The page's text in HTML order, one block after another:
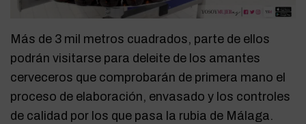
Más de 3 mil metros cuadrados, parte de ellos
podrán visitarse para deleite de los amantes
cerveceros que comprobarán de primera mano el
proceso de elaboración, envasado y los controles
de calidad por los que pasa la rubia de Málaga.